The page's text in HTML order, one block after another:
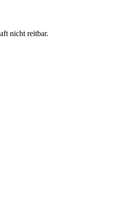
nicht reitbar.